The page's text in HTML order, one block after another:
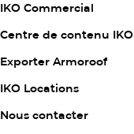
IKO Commercial
Centre de contenu IKO
Exporter Armoroof
Column
IKO Locations
Nous contacter